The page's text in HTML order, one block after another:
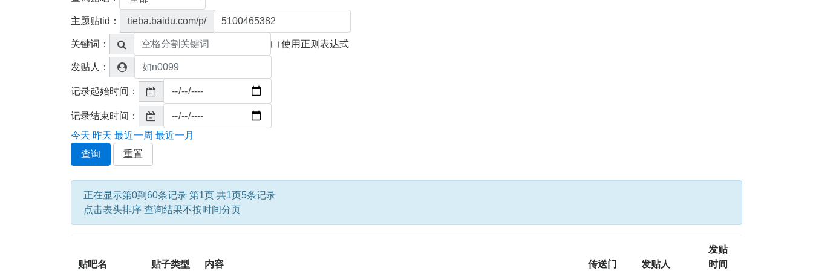
主题贴tid： tieba.baidu.com/p/
关键词： 使用正则表达式
发贴人：
记录起始时间：
记录结束时间：
今天 昨天 最近一周 最近一月
查询
重置
正在显示第0到60条记录 第1页 共1页5条记录
点击表头排序 查询结果不按时间分页
贴吧名 贴子类型 内容 传送门 发贴人
发贴
时间